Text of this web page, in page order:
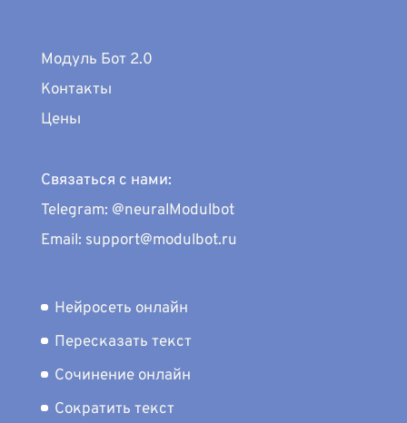
Модуль Бот 2.0
Контакты
Цены
Связаться с нами:
Telegram: @neuralModulbot
Email: support@modulbot.ru
Нейросеть онлайн
Пересказать текст
Сочинение онлайн
Сократить текст